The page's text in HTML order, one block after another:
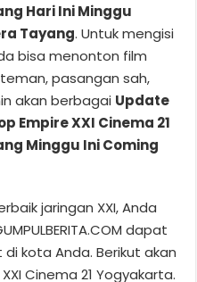
Hari Ini Minggu
Tayang. Untuk mengisi
bisa menonton film
pasangan sah,
akan berbagai Update
Empire XXI Cinema 21
Minggu Ini Coming
jaringan XXI, Anda
dapat
kota Anda. Berikut akan
Cinema 21 Yogyakarta.